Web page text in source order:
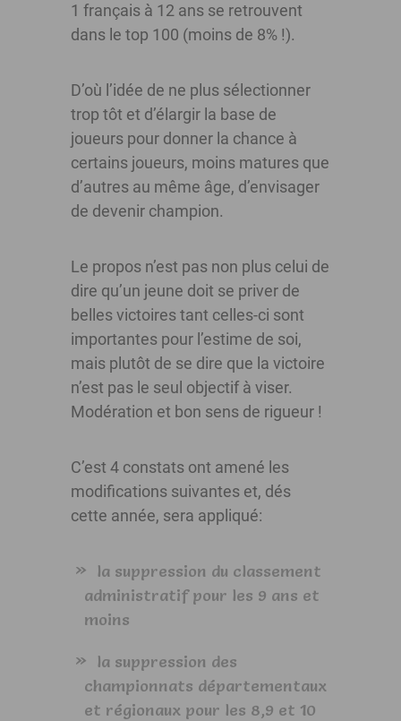
1 français à 12 ans se retrouvent
dans le top 100 (moins de 8% !).
D’où l’idée de ne plus sélectionner
trop tôt et d’élargir la base de
joueurs pour donner la chance à
certains joueurs, moins matures que
d’autres au même âge, d’envisager
de devenir champion.
Le propos n’est pas non plus celui de
dire qu’un jeune doit se priver de
belles victoires tant celles-ci sont
importantes pour l’estime de soi,
mais plutôt de se dire que la victoire
n’est pas le seul objectif à viser.
Modération et bon sens de rigueur !
C’est 4 constats ont amené les
modifications suivantes et, dés
cette année, sera appliqué:
la suppression du classement
administratif pour les 9 ans et
moins
la suppression des
championnats départementaux
et régionaux pour les 8,9 et 10